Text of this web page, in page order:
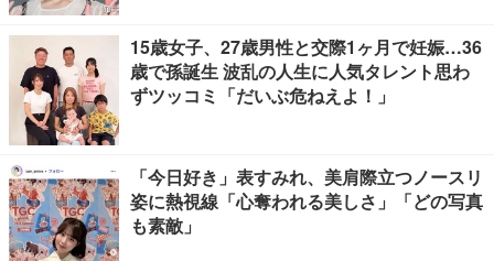
15歳女子、27歳男性と交際1ヶ月で妊娠…36
歳で孫誕生 波乱の人生に人気タレント思わ
ずツッコミ「だいぶ危ねえよ！」
「今日好き」表すみれ、美肩際立つノースリ
姿に熱視線「心奪われる美しさ」「どの写真
も素敵」